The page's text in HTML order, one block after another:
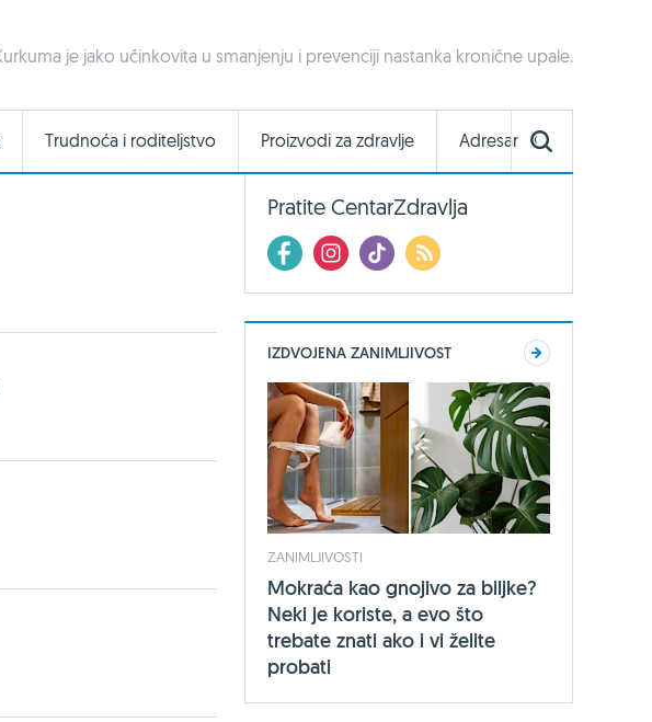
je jako učinkovita u smanjenju i prevenciji nastanka kronične upale.
Trudnoća i roditeljstvo Proizvodi za zdravlje Adresar
Pratite CentarZdravlja
IZDVOJENA ZANIMLJIVOST
ZANIMLJIVOSTI
Mokraća kao gnojivo za biljke?
Neki je koriste, a evo što
trebate znati ako i vi želite
probati